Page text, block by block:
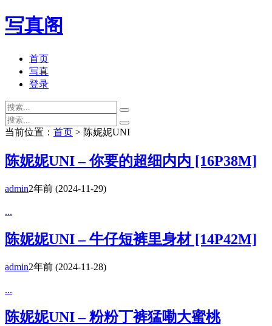
写真阁
首页
写真
登录
当前位置： 首页 > 陈妮妮UNI
陈妮妮UNI – 你要的超细内内 [16P38M]
admin2年前 (2024-11-29)
...
陈妮妮UNI – 牛仔短裤里身材 [14P42M]
admin2年前 (2024-11-28)
...
陈妮妮UNI – 粉粉丁裤猛嘞大蜜桃